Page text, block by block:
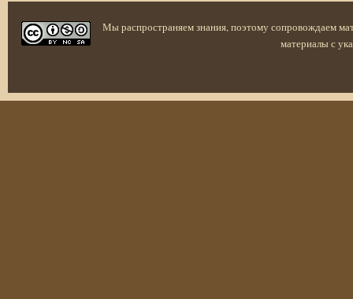
Мы распространяем знания, поэтому сопровождаем
материалы с